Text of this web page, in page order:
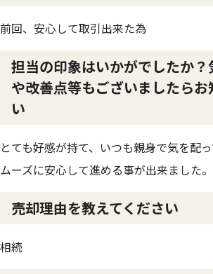
前回、安心して取引出来た為
担当の印象はいかがでしたか
や改善点等もございましたらお
い
とても好感が持て、いつも親身で気を配
ムーズに安心して進める事が出来ました。
売却理由を教えてください
相続